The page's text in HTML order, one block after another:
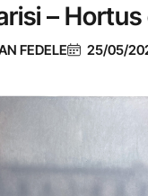
–
FEDELE 25/05/